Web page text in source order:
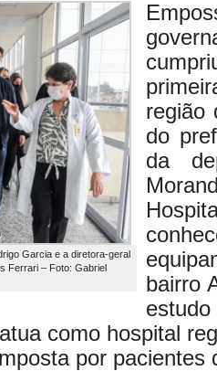
Garcia e a diretora-geral
Ferrari – Foto: Gabriel
região
do
da
bairro
como hospital
por pacientes